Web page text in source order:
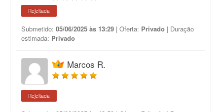
Rejeitada
Submetido: 05/06/2025 às 13:29 | Oferta: Privado | Duração
estimada: Privado
Marcos R.
Rejeitada